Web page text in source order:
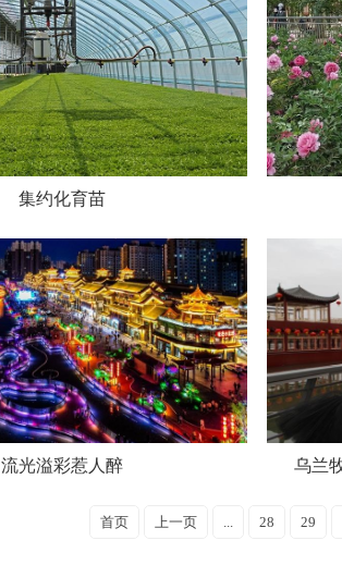
集约化育苗
流光溢彩惹人醉 乌兰
首页 上一页 ... 28 29